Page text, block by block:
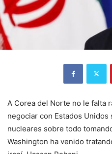
A Corea del Norte no le falta
negociar con Estados Unidos
nucleares sobre todo
Washington ha venido